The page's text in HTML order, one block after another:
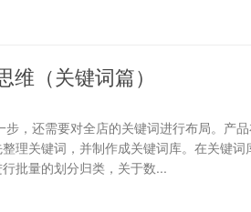
（关键词篇）
，还需要对全店的关键词进行布局。产
理关键词，并制作成关键词库。在关键词
批量的划分归类，关于数...